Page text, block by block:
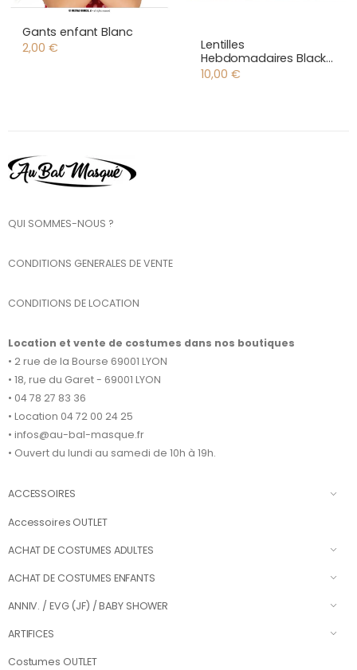
Gants enfant Blanc
2,00 €
Lentilles
Hebdomadaires Black
Out
10,00 €
QUI SOMMES-NOUS ?
CONDITIONS GENERALES DE VENTE
CONDITIONS DE LOCATION
Location et vente de costumes dans nos boutiques
• 2 rue de la Bourse 69001 LYON
• 18, rue du Garet - 69001 LYON
• 04 78 27 83 36
• Location 04 72 00 24 25
• infos@au-bal-masque.fr
• Ouvert du lundi au samedi de 10h à 19h.
ACCESSOIRES
Accessoires OUTLET
ACHAT DE COSTUMES ADULTES
ACHAT DE COSTUMES ENFANTS
ANNIV. / EVG (JF) / BABY SHOWER
ARTIFICES
Costumes OUTLET